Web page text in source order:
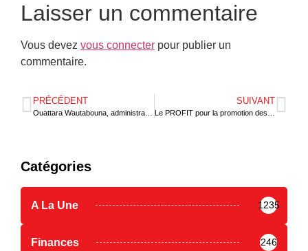
Laisser un commentaire
Vous devez vous connecter pour publier un
commentaire.
PRÉCÉDENT SUIVANT
Catégories
A La Une 1235
Finances 246